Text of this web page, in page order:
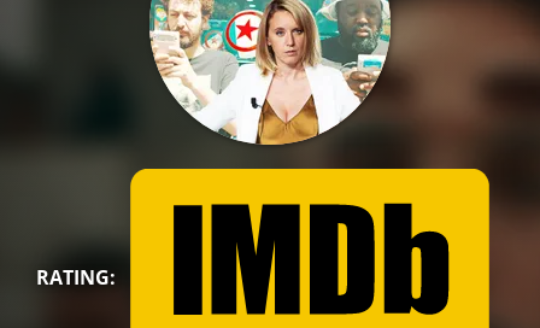
RATING: